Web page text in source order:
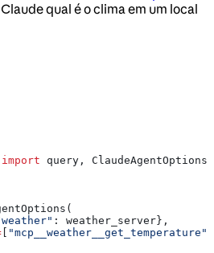
qual é o clima em um local
import query,
: weather_server},
[ "mcp__weather__get_temperature"